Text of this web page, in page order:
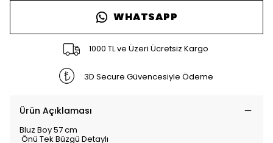
WHATSAPP
1000 TL ve Üzeri Ücretsiz Kargo
3D Secure Güvencesiyle Ödeme
Ürün Açıklaması
Bluz Boy 57 cm
Önü Tek Büzgü Detaylı